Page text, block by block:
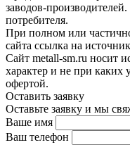
заводов-
потребителя.
При полном или
сайта ссылка на
Сайт metall-sm.ru носит
характер и не при каких
офертой.
Оставить заявку
Оставьте заявку и мы
Ваше имя
Ваш телефон